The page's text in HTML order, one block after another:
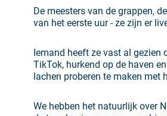
De meesters van de grappen,
van het eerste uur - ze zijn er
Iemand heeft ze vast al gezien
TikTok, hurkend op de haven
lachen proberen te maken met
We hebben het natuurlijk over